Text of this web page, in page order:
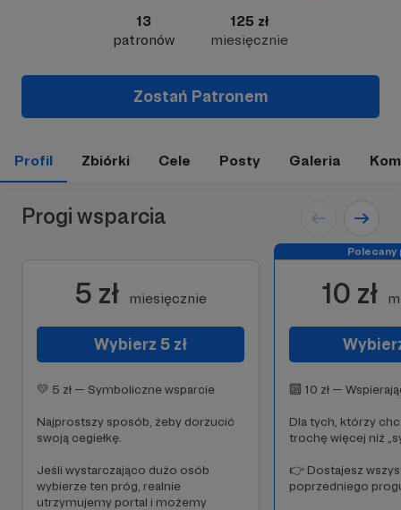
13
patronów
125 zł
miesięcznie
Zostań Patronem
Profil Zbiórki Cele Posty Galeria
Progi wsparcia
5 zł miesięcznie
Wybierz 5 zł
💛 5 zł — Symboliczne wsparcie
Najprostszy sposób, żeby dorzucić
swoją cegiełkę.
Jeśli wystarczająco dużo osób
wybierze ten próg, realnie
utrzymujemy portal i możemy
Polecany
10 zł
🔟 10 zł —
Dla tych, którzy
trochę więcej niż
👉 Dostajesz
poprzedniego